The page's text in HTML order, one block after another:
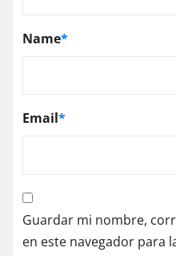
Name*
Email*
Guardar mi nombre,
en este navegador para